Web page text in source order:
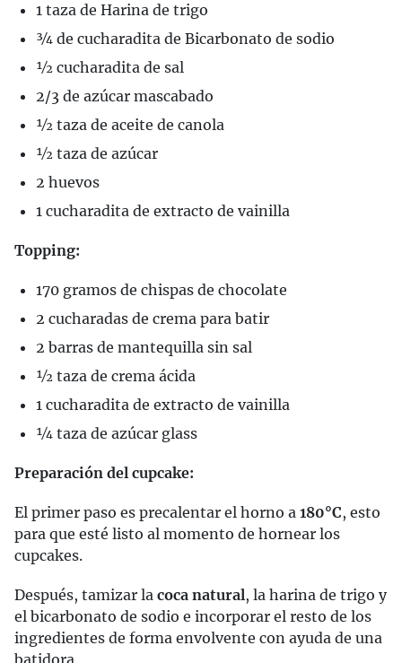
1 taza de Harina de trigo
3⁄4 de cucharadita de Bicarbonato de sodio
1⁄2 cucharadita de sal
2/3 de azúcar mascabado
1⁄2 taza de aceite de canola
1⁄2 taza de azúcar
2 huevos
1 cucharadita de extracto de vainilla
Topping:
170 gramos de chispas de chocolate
2 cucharadas de crema para batir
2 barras de mantequilla sin sal
1⁄2 taza de crema ácida
1 cucharadita de extracto de vainilla
1⁄4 taza de azúcar glass
Preparación del cupcake:
El primer paso es precalentar el horno a 180°C, esto
para que esté listo al momento de hornear los
cupcakes.
Después, tamizar la coca natural, la harina de trigo y
el bicarbonato de sodio e incorporar el resto de los
ingredientes de forma envolvente con ayuda de una
batidora.